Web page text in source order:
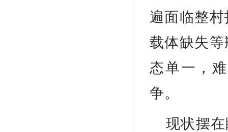
遍面临整
载体缺失
态单一，
争。
现状摆